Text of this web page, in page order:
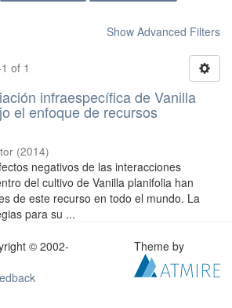
Show Advanced Filters
of 1
infraespecífica de Vanilla
el enfoque de recursos
(2014)
negativos de las interacciones
del cultivo de Vanilla planifolia han
de este recurso en todo el mundo. La
para su ...
© 2002-
Theme by